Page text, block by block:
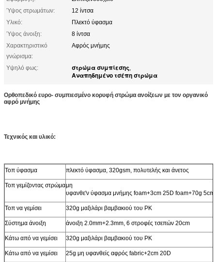
Ύψος στρωμάτων:
12 ίντσα
Υλικό:
Πλεκτό ύφασμα
Ύψος άνοιξη:
8 ίντσα
Χαρακτηριστικό
γνώρισμα:
Αφρός μνήμης
Υψηλό φως: στρώμα συμπίεσης,
Αναπηδημένο τσέπη στρώμα
Ορθοπεδικό ευρο- συμπιεσμένο κορυφή στρώμα ανοίξεων με τον οργανικό
αφρό μνήμης
Τεχνικός και υλικό:
Τοπ ύφασμα πλεκτό ύφασμα, 320gsm, πολυτελής και άνετος
Τοπ γεμίζοντας στρώμαμη
υφανθε'ν ύφασμα μνήμης foam+3cm 25D foam+70g 5cm
Τοπ να γεμίσει 320g μαξιλάρι βαμβακιού του PK
Σύστημα άνοιξη άνοιξη 2.0mm+2.3mm, 6 στροφές τσεπών 20cm
Κάτω από να γεμίσει 320g μαξιλάρι βαμβακιού του PK
Κάτω από να γεμίσει 25g μη υφανθείς αφρός fabric+2cm 20D